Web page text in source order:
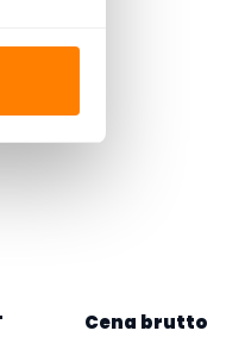
Cena brutto